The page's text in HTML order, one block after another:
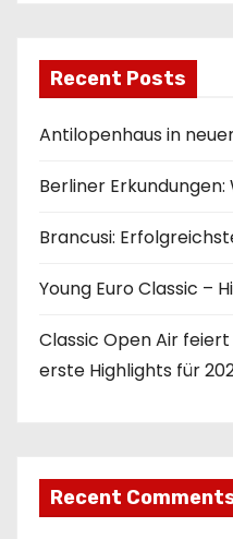
Recent Posts
Antilopenhaus in
Berliner
Brancusi:
Young Euro Classic –
Classic Open Air
erste Highlights für
Recent